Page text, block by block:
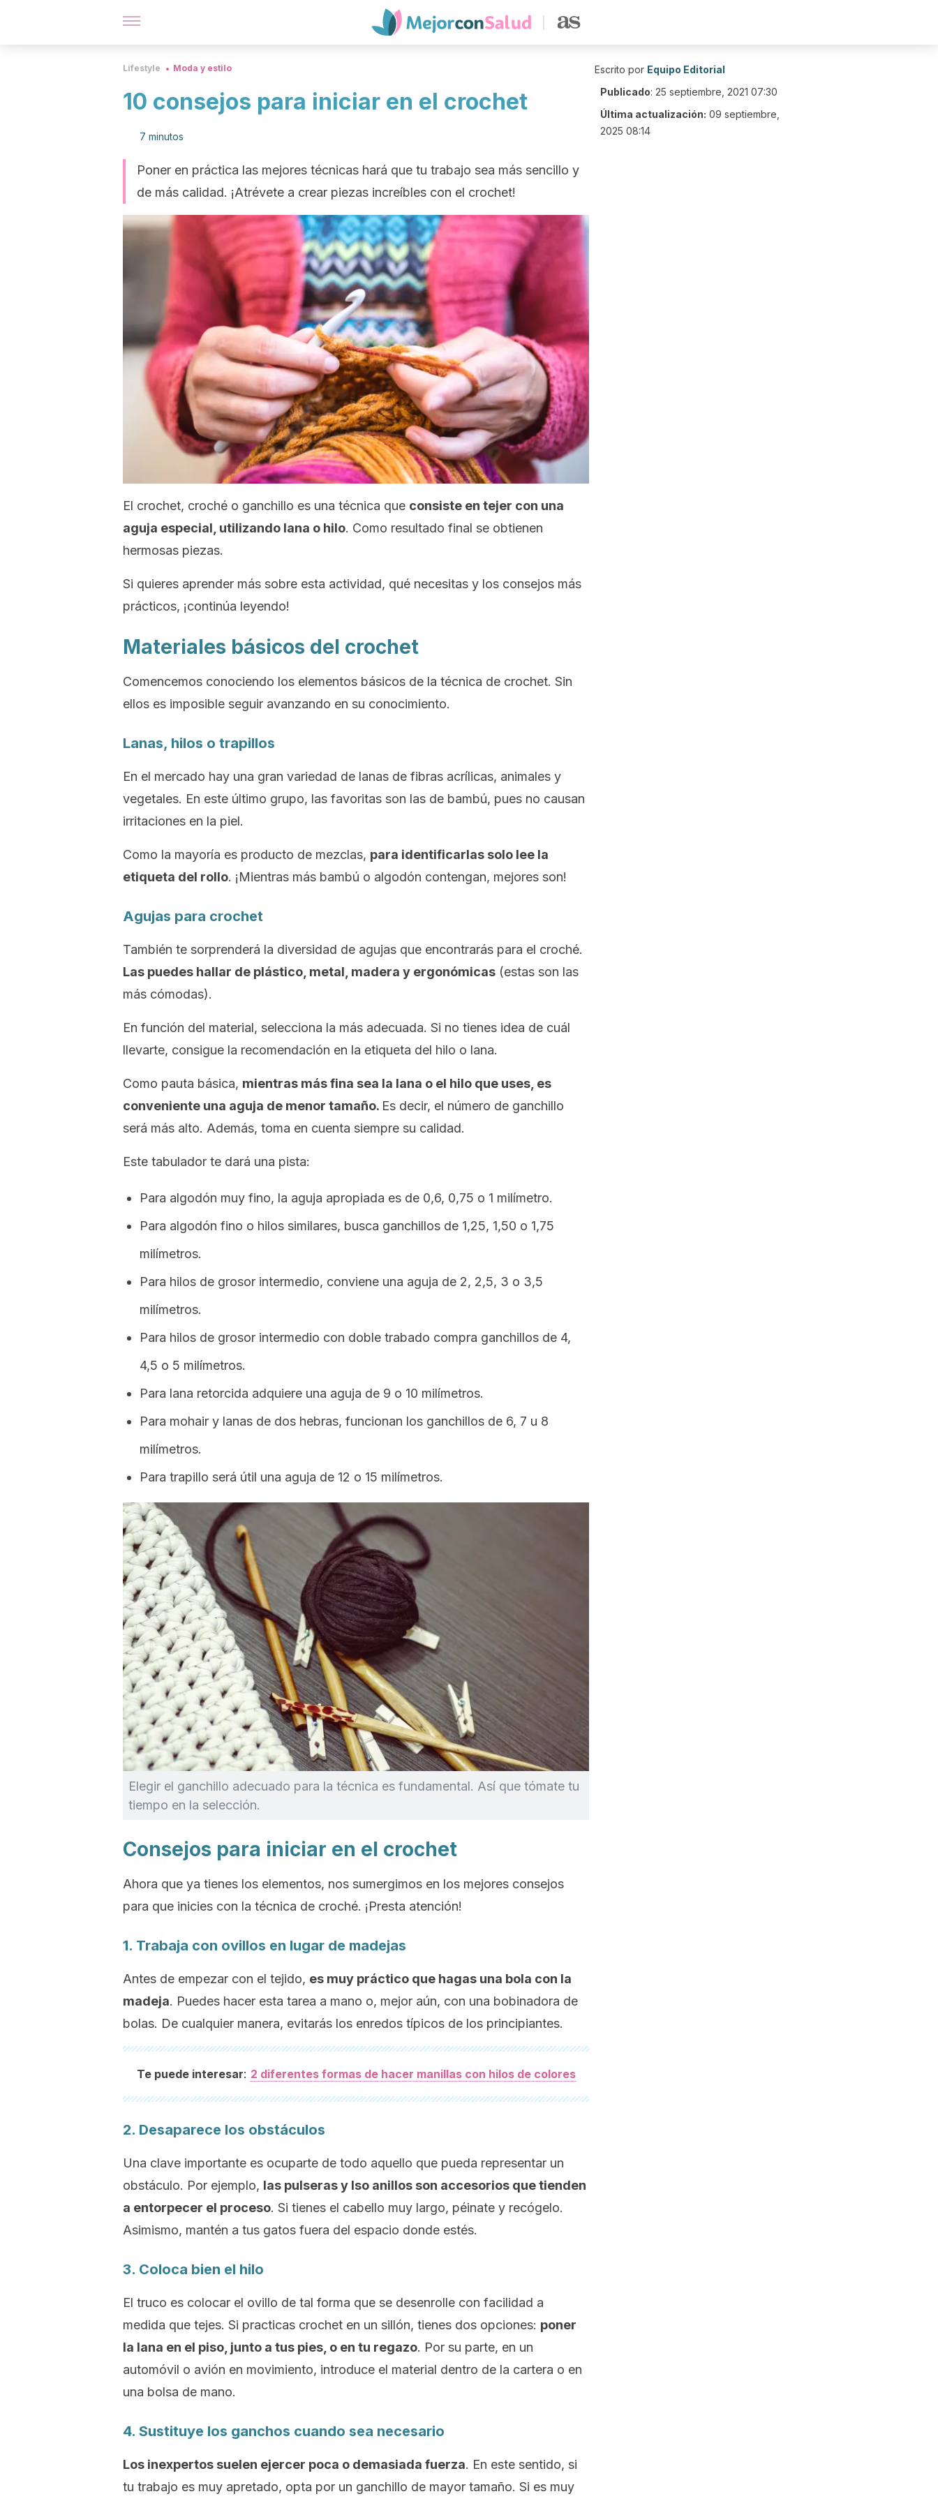
Lifestyle Moda y estilo
10 consejos para iniciar en el crochet
7 minutos
Poner en práctica las mejores técnicas hará que tu trabajo sea más sencillo y
de más calidad. ¡Atrévete a crear piezas increíbles con el crochet!
El crochet, croché o ganchillo es una técnica que consiste en tejer con una
aguja especial, utilizando lana o hilo. Como resultado final se obtienen
hermosas piezas.
Si quieres aprender más sobre esta actividad, qué necesitas y los consejos más
prácticos, ¡continúa leyendo!
Materiales básicos del crochet
Comencemos conociendo los elementos básicos de la técnica de crochet. Sin
ellos es imposible seguir avanzando en su conocimiento.
Lanas, hilos o trapillos
En el mercado hay una gran variedad de lanas de fibras acrílicas, animales y
vegetales. En este último grupo, las favoritas son las de bambú, pues no causan
irritaciones en la piel.
Como la mayoría es producto de mezclas, para identificarlas solo lee la
etiqueta del rollo. ¡Mientras más bambú o algodón contengan, mejores son!
Agujas para crochet
También te sorprenderá la diversidad de agujas que encontrarás para el croché.
Las puedes hallar de plástico, metal, madera y ergonómicas (estas son las
más cómodas).
En función del material, selecciona la más adecuada. Si no tienes idea de cuál
llevarte, consigue la recomendación en la etiqueta del hilo o lana.
Como pauta básica, mientras más fina sea la lana o el hilo que uses, es
conveniente una aguja de menor tamaño. Es decir, el número de ganchillo
será más alto. Además, toma en cuenta siempre su calidad.
Este tabulador te dará una pista:
Para algodón muy fino, la aguja apropiada es de 0,6, 0,75 o 1 milímetro.
Para algodón fino o hilos similares, busca ganchillos de 1,25, 1,50 o 1,75
milímetros.
Para hilos de grosor intermedio, conviene una aguja de 2, 2,5, 3 o 3,5
milímetros.
Para hilos de grosor intermedio con doble trabado compra ganchillos de 4,
4,5 o 5 milímetros.
Para lana retorcida adquiere una aguja de 9 o 10 milímetros.
Para mohair y lanas de dos hebras, funcionan los ganchillos de 6, 7 u 8
milímetros.
Para trapillo será útil una aguja de 12 o 15 milímetros.
Elegir el ganchillo adecuado para la técnica es fundamental. Así que tómate tu
tiempo en la selección.
Consejos para iniciar en el crochet
Ahora que ya tienes los elementos, nos sumergimos en los mejores consejos
para que inicies con la técnica de croché. ¡Presta atención!
1. Trabaja con ovillos en lugar de madejas
Antes de empezar con el tejido, es muy práctico que hagas una bola con la
madeja. Puedes hacer esta tarea a mano o, mejor aún, con una bobinadora de
bolas. De cualquier manera, evitarás los enredos típicos de los principiantes.
Te puede interesar: 2 diferentes formas de hacer manillas con hilos de colores
2. Desaparece los obstáculos
Una clave importante es ocuparte de todo aquello que pueda representar un
obstáculo. Por ejemplo, las pulseras y lso anillos son accesorios que tienden
a entorpecer el proceso. Si tienes el cabello muy largo, péinate y recógelo.
Asimismo, mantén a tus gatos fuera del espacio donde estés.
3. Coloca bien el hilo
El truco es colocar el ovillo de tal forma que se desenrolle con facilidad a
medida que tejes. Si practicas crochet en un sillón, tienes dos opciones: poner
la lana en el piso, junto a tus pies, o en tu regazo. Por su parte, en un
automóvil o avión en movimiento, introduce el material dentro de la cartera o en
una bolsa de mano.
4. Sustituye los ganchos cuando sea necesario
Los inexpertos suelen ejercer poca o demasiada fuerza. En este sentido, si
tu trabajo es muy apretado, opta por un ganchillo de mayor tamaño. Si es muy
Escrito por Equipo Editorial
Publicado: 25 septiembre, 2021 07:30
Última actualización: 09 septiembre,
2025 08:14